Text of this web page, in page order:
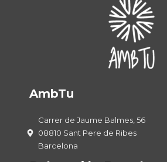
AmbTu
Carrer de Jaume Balmes, 56
08810 Sant Pere de Ribes
Barcelona